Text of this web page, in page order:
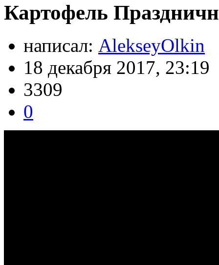
Картофель
написал: AlekseyOlkin
18 декабря 2017, 23:19
3309
0